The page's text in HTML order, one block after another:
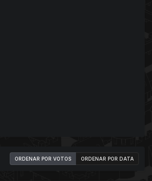
ORDENAR POR VOTOS ORDENAR POR DATA